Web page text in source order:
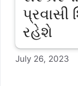
પ્રવાસી
રહેશે
July 26, 2023